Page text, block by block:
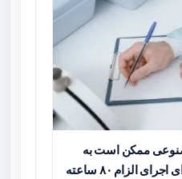
ممکن است به
مشمولان Medicaid برای اجرای الزام ۸۰ ساعته